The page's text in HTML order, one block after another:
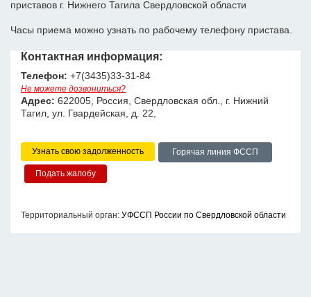
приставов г. Нижнего Тагила Свердловской области
Часы приема можно узнать по рабочему телефону пристава.
Контактная информация:
Телефон: +7(3435)33-31-84
Не можете дозвониться?
Адрес: 622005, Россия, Свердловская обл., г. Нижний
Тагил, ул. Гвардейская, д. 22,
Узнать свою задолженность Горячая линия ФССП
Территориальный орган: УФССП России по Свердловской области